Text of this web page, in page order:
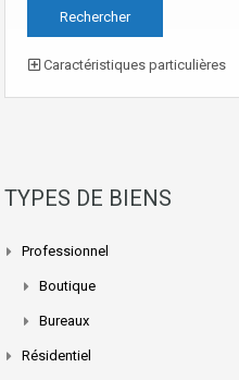
Caractéristiques particulières
TYPES DE BIENS
Professionnel
Boutique
Bureaux
Résidentiel